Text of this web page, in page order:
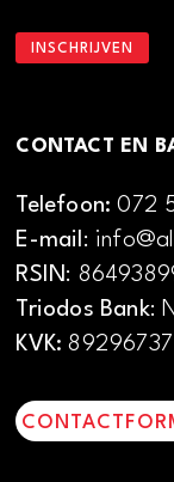
CONTACT EN
Telefoon:072
E-mail:
RSIN:
Triodos Bank:
KVK: 89296737